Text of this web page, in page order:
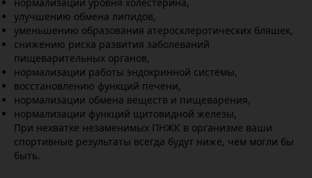
улучшению обмена липидов,
уменьшению образования атеросклеротических бляшек,
снижению риска развития заболеваний
пищеварительных органов,
нормализации работы эндокринной системы,
восстановлению функций печени,
нормализации обмена веществ и пищеварения,
нормализации функций щитовидной железы,
При нехватке незаменимых ПНЖК в организме ваши
спортивные результаты всегда будут ниже, чем могли бы
быть.